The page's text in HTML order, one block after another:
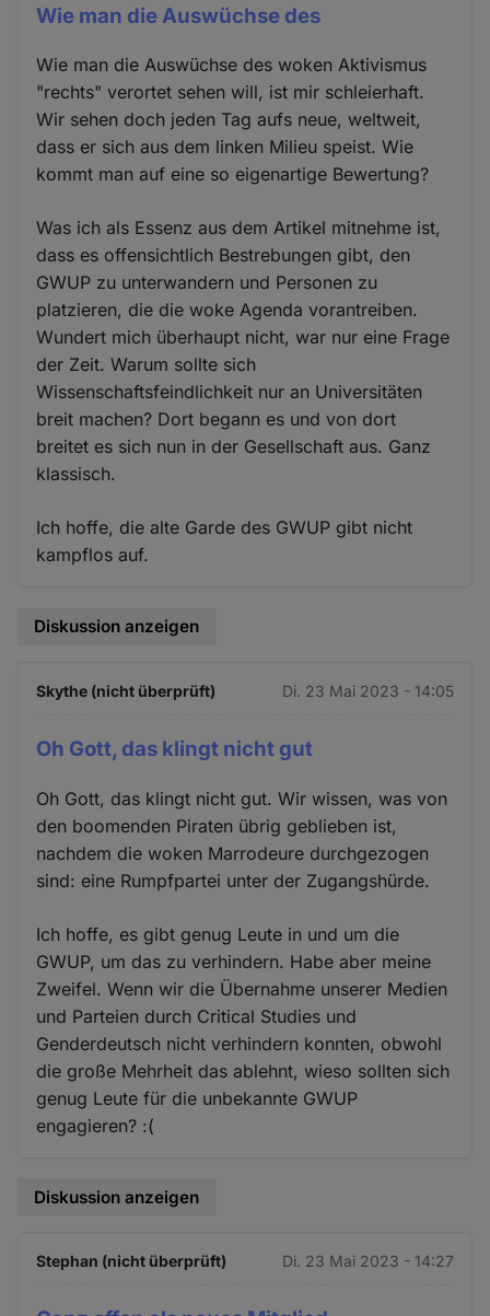
Wie man die Auswüchse des
Wie man die Auswüchse des woken Aktivismus
"rechts" verortet sehen will, ist mir schleierhaft.
Wir sehen doch jeden Tag aufs neue, weltweit,
dass er sich aus dem linken Milieu speist. Wie
kommt man auf eine so eigenartige Bewertung?
Was ich als Essenz aus dem Artikel mitnehme ist,
dass es offensichtlich Bestrebungen gibt, den
GWUP zu unterwandern und Personen zu
platzieren, die die woke Agenda vorantreiben.
Wundert mich überhaupt nicht, war nur eine Frage
der Zeit. Warum sollte sich
Wissenschaftsfeindlichkeit nur an Universitäten
breit machen? Dort begann es und von dort
breitet es sich nun in der Gesellschaft aus. Ganz
klassisch.
Ich hoffe, die alte Garde des GWUP gibt nicht
kampflos auf.
Diskussion anzeigen
Skythe (nicht überprüft) Di. 23 Mai 2023 - 14:05
Oh Gott, das klingt nicht gut
Oh Gott, das klingt nicht gut. Wir wissen, was von
den boomenden Piraten übrig geblieben ist,
nachdem die woken Marrodeure durchgezogen
sind: eine Rumpfpartei unter der Zugangshürde.
Ich hoffe, es gibt genug Leute in und um die
GWUP, um das zu verhindern. Habe aber meine
Zweifel. Wenn wir die Übernahme unserer Medien
und Parteien durch Critical Studies und
Genderdeutsch nicht verhindern konnten, obwohl
die große Mehrheit das ablehnt, wieso sollten sich
genug Leute für die unbekannte GWUP
engagieren? :(
Diskussion anzeigen
Stephan (nicht überprüft) Di. 23 Mai 2023 - 14:27